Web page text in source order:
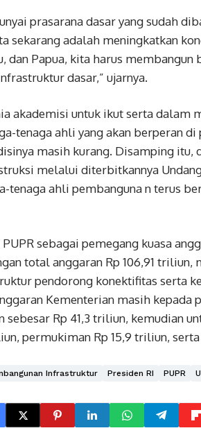
prasarana dasar yang sudah
sekarang adalah meningkatkan
Papua, kita harus membangun
dasar,” ujarnya.
akademisi untuk ikut serta dalam
tenaga ahli yang akan berperan di
masih kurang. Disamping itu,
melalui diterbitkannya
tenaga ahli pembanguna n terus
sebagai pemegang kuasa
total anggaran Rp 106,91 triliun,
pendorong konektifitas serta
Kementerian masih kepada
sebesar Rp 41,3 triliun, kemudian
permukiman Rp 15,9 triliun,
Infrastruktur Presiden RI PUPR